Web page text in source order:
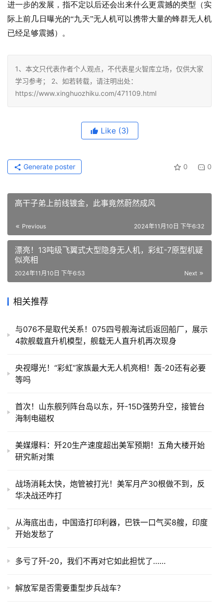
进一步的发展，指不定以后还会出来什么更震撼的类型（实
际上前几日曝光的“九天”无人机可以携带大量的蜂群无人机
已经足够震撼）。
1、本文只代表作者个人观点，不代表星火智库立场，仅供大家
学习参考； 2、如若转载，请注明出处：
https://www.xinghuozhiku.com/471109.html
Like (3)
0 0
Generate poster
高干子弟上前线镀金，此事竟然蔚然成风
Previous 2024年11月10日 下午6:32
漂亮！13吨级飞翼式大型隐身无人机，彩虹-7原型机疑
似亮相
Next
2024年11月10日 下午6:53
相关推荐
与076不是取代关系！075四号舰海试后返回船厂，展示
4款舰载直升机模型，舰载无人直升机再次现身
央视曝光！“彩虹”家族最大无人机亮相！轰-20还有必要
等吗
首次！山东舰列阵台岛以东，歼-15D强势升空，接管台
海制电磁权
美媒爆料：歼20生产速度超出美军预期！五角大楼开始
研究新对策
战场消耗太快，炮管被打光！美军月产30根做不到，反
华决战还咋打
从海底出击，中国造打印利器，巴铁一口气买8艘，印度
开始发愁了
多亏了歼-20，我们不再对它如此担忧了……
解放军是否需要重型步兵战车？